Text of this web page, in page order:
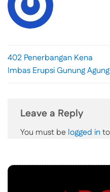
402 Penerbangan Kena
Imbas Erupsi Gunung Agung
Leave a Reply
You must be logged in